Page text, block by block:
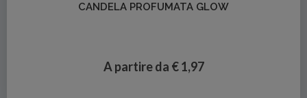
CANDELA PROFUMATA GLOW
A partire da € 1,97